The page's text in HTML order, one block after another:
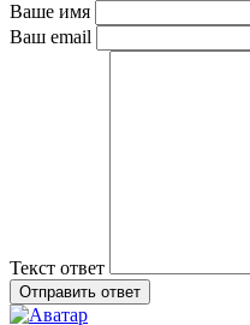
Ваше имя
Ваш email
Текст ответ
Отправить ответ